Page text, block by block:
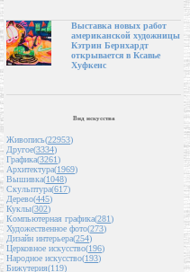
Выставка новых работ
американской художницы
Кэтрин Бернхардт
открывается в Ксавье
Хуфкенс
Вид искусства
Живопись(22953)
Другое(3334)
Графика(3261)
Архитектура(1969)
Вышивка(1048)
Скульптура(617)
Дерево(445)
Куклы(302)
Компьютерная графика(281)
Художественное фото(273)
Дизайн интерьера(254)
Церковное искусство(196)
Народное искусство(193)
Бижутерия(119)